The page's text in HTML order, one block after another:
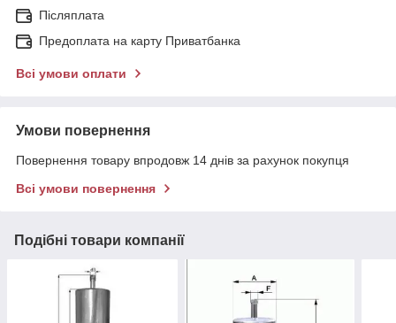
Післяплата
Предоплата на карту Приватбанка
Всі умови оплати
Умови повернення
Повернення товару впродовж 14 днів за рахунок покупця
Всі умови повернення
Подібні товари компанії